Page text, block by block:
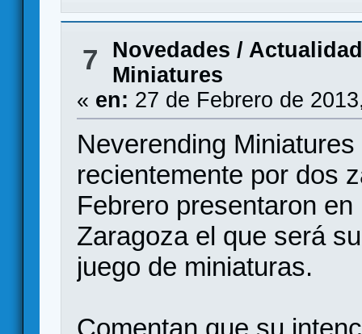
7
Novedades / Actualidad
Miniatures
« en: 27 de Febrero de
Neverending
recientemente por dos
Febrero presentaron
Zaragoza el que será
juego de miniaturas.
Comentan que su